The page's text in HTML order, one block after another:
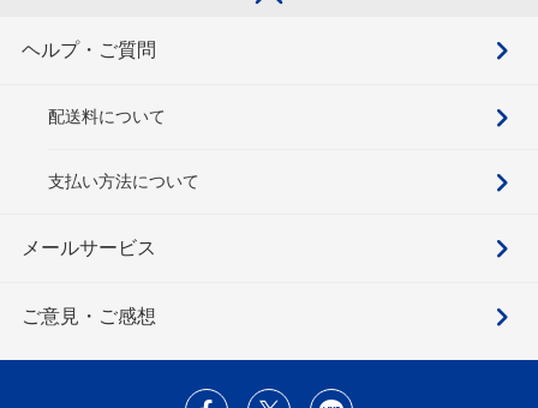
ヘルプ・ご質問
配送料について
支払い方法について
メールサービス
ご意見・ご感想